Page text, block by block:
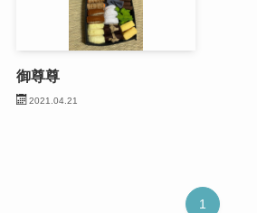
御尊尊
2021.04.21
1